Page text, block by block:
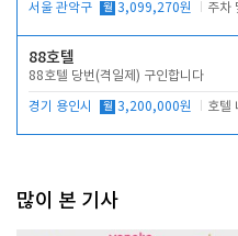
서울 관악구 월 3,099,270원
88호텔
88호텔 당번(격일제) 구인합니다
경기 용인시 월 3,200,000원
많이 본 기사